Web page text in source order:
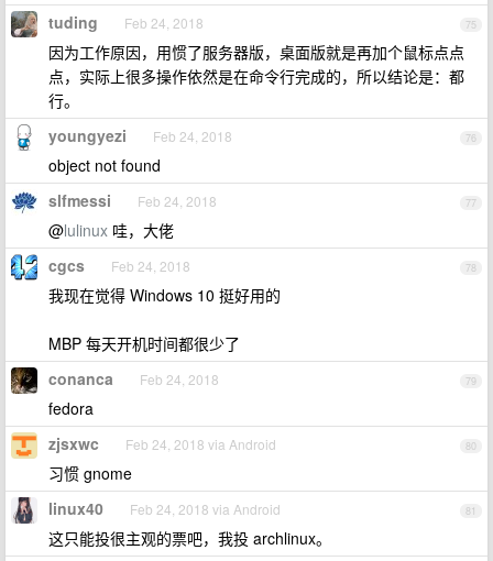
75
tuding Feb 24, 2018
因为工作原因，用惯了服务器版，桌面版就是再加个鼠标点点
点，实际上很多操作依然是在命令行完成的，所以结论是：都
行。
76
youngyezi Feb 24, 2018
object not found
77
slfmessi Feb 24, 2018
@lulinux 哇，大佬
78
cgcs Feb 24, 2018
我现在觉得 Windows 10 挺好用的
MBP 每天开机时间都很少了
79
conanca Feb 24, 2018
fedora
80
zjsxwc Feb 24, 2018 via Android
习惯 gnome
81
linux40 Feb 24, 2018 via Android
这只能投很主观的票吧，我投 archlinux。